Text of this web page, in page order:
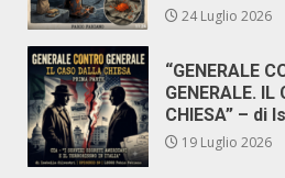
24 Luglio 2026
“GENERALE
GENERALE.
CHIESA” – di
19 Luglio 2026